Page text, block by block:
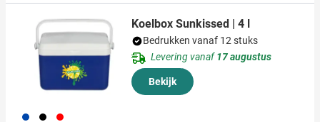
023 001 008
Koelbox Sunkissed | 4 l
Bedrukken vanaf 12 stuks
Levering vanaf17 augustus
Bekijk